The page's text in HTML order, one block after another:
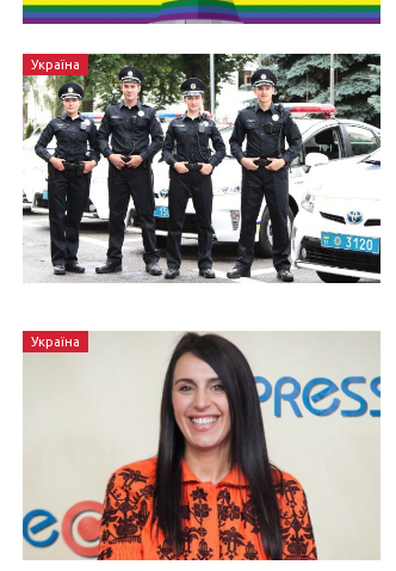
Україна
Україна